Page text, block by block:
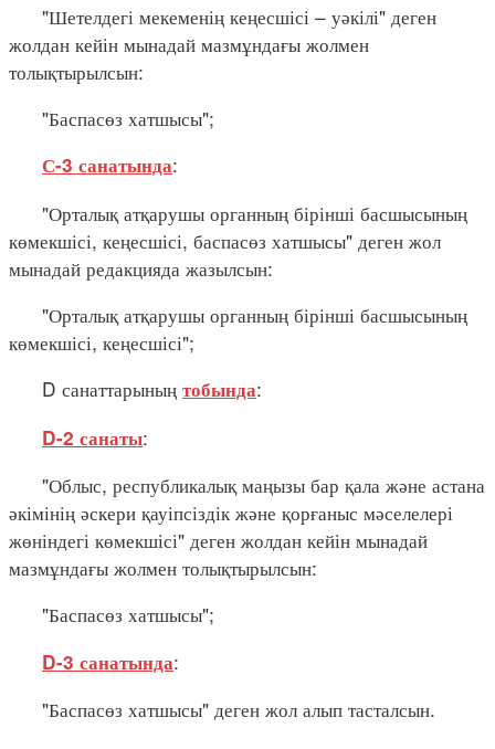
"Шетелдегі мекеменің кеңесшісі – уәкілі" деген
жолдан кейін мынадай мазмұндағы жолмен
толықтырылсын:
"Баспасөз хатшысы";
С-3 санатында:
"Орталық атқарушы органның бірінші басшысының
көмекшісі, кеңесшісі, баспасөз хатшысы" деген жол
мынадай редакцияда жазылсын:
"Орталық атқарушы органның бірінші басшысының
көмекшісі, кеңесшісі";
D санаттарының тобында:
D-2 санаты:
"Облыс, республикалық маңызы бар қала және астана
әкімінің әскери қауіпсіздік және қорғаныс мәселелері
жөніндегі көмекшісі" деген жолдан кейін мынадай
мазмұндағы жолмен толықтырылсын:
"Баспасөз хатшысы";
D-3 санатында:
"Баспасөз хатшысы" деген жол алып тасталсын.